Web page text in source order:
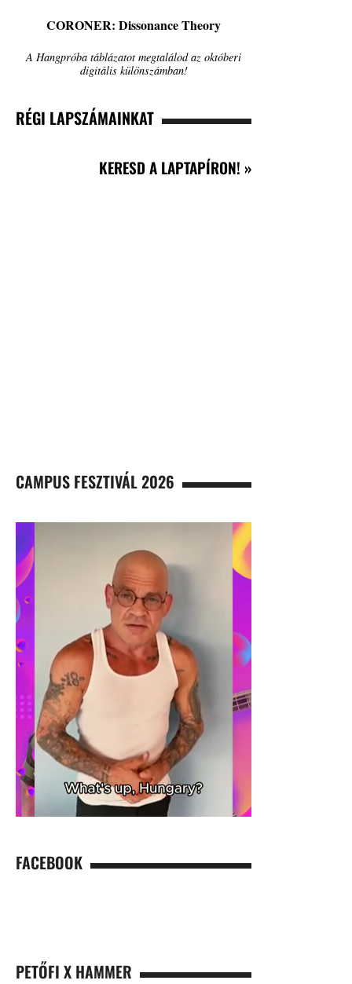
CORONER: Dissonance Theory
A Hangpróba táblázatot megtalálod az októberi
digitális különszámban!
RÉGI LAPSZÁMAINKAT
KERESD A LAPTAPÍRON! »
CAMPUS FESZTIVÁL 2026
FACEBOOK
PETŐFI X HAMMER